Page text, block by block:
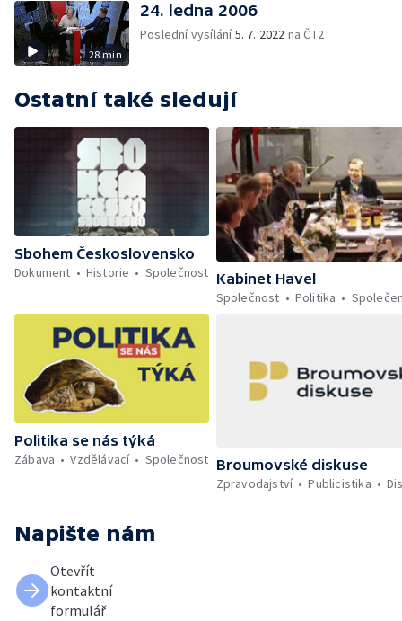
28 min
24. ledna 2006
Poslední vysílání5. 7. 2022 na ČT2
Ostatní také sledují
Sbohem Československo
Dokument
Historie Společnost Kabinet Havel
Společnost
Politika
Politika se nás týká
Zábava
Vzdělávací Společnost Broumovské diskuse
Zpravodajství
Publicistika
Napište nám
Otevřít
kontaktní
formulář